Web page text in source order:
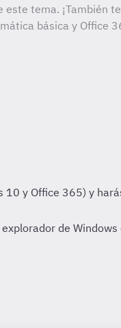
este tema. ¡También
básica y Office
de